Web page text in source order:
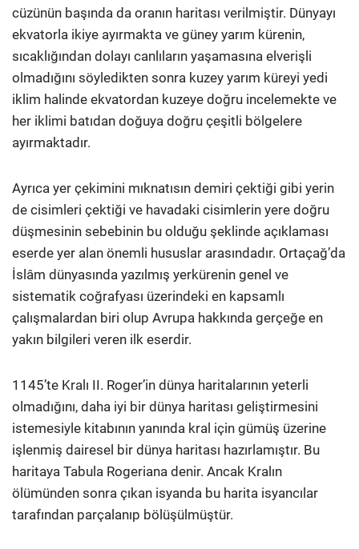
cüzünün başında da oranın haritası verilmiştir. Dünyayı
ekvatorla ikiye ayırmakta ve güney yarım kürenin,
sıcaklığından dolayı canlıların yaşamasına elverişli
olmadığını söyledikten sonra kuzey yarım küreyi yedi
iklim halinde ekvatordan kuzeye doğru incelemekte ve
her iklimi batıdan doğuya doğru çeşitli bölgelere
ayırmaktadır.
Ayrıca yer çekimini mıknatısın demiri çektiği gibi yerin
de cisimleri çektiği ve havadaki cisimlerin yere doğru
düşmesinin sebebinin bu olduğu şeklinde açıklaması
eserde yer alan önemli hususlar arasındadır. Ortaçağ’da
İslâm dünyasında yazılmış yerkürenin genel ve
sistematik coğrafyası üzerindeki en kapsamlı
çalışmalardan biri olup Avrupa hakkında gerçeğe en
yakın bilgileri veren ilk eserdir.
1145’te Kralı II. Roger’in dünya haritalarının yeterli
olmadığını, daha iyi bir dünya haritası geliştirmesini
istemesiyle kitabının yanında kral için gümüş üzerine
işlenmiş dairesel bir dünya haritası hazırlamıştır. Bu
haritaya Tabula Rogeriana denir. Ancak Kralın
ölümünden sonra çıkan isyanda bu harita isyancılar
tarafından parçalanıp bölüşülmüştür.